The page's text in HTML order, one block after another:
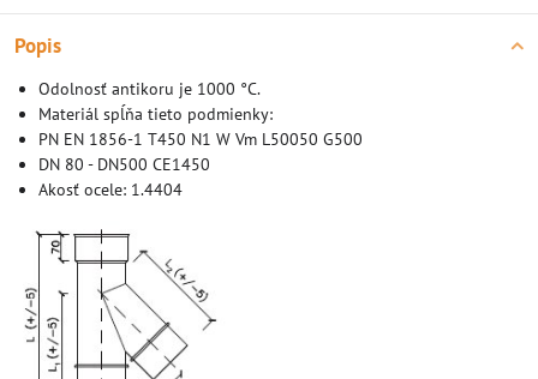
Popis
Odolnosť antikoru je 1000 °C.
Materiál spĺňa tieto podmienky:
PN EN 1856-1 T450 N1 W Vm L50050 G500
DN 80 - DN500 CE1450
Akosť ocele: 1.4404